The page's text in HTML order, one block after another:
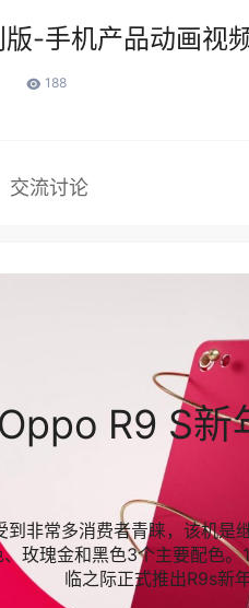
-手机产品动画视
188
交流讨论
Oppo R9 S新
到非常多消费者青睐，该机是
玫瑰金和黑色3个主要配色
临之际正式推出R9s新